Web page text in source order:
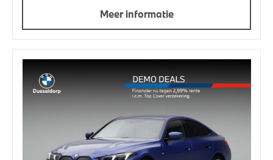
Meer informatie